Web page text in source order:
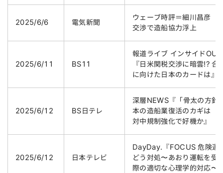
2025/6/6 電気新聞
ウェーブ時評＝細川昌彦
交渉で造船協力浮上
2025/6/11 BS11
報道ライブ インサイドOUT
『日米関税交渉に暗雲!? 合
に向けた日本のカードは』
2025/6/12 BS日テレ
深層NEWS『「骨太の方針
本の造船業復活のカギは
対中規制強化で好機か』
2025/6/12 日本テレビ
DayDay.『FOCUS 危険運
どう対処〜あおり運転を受
際の適切な心理学的対応〜